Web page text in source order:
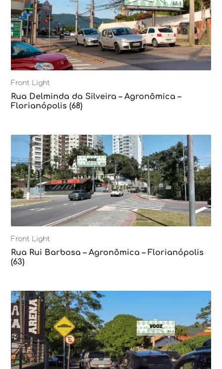
Front Light
Rua Delminda da Silveira – Agronômica –
Florianópolis (68)
Front Light
Rua Rui Barbosa – Agronômica – Florianópolis
(63)